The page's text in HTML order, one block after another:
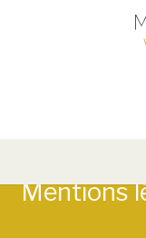
Mentions